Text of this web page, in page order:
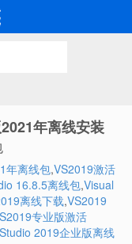
年离线安装
年离线包,VS2019激活
16.8.5离线包,Visual
离线下载,VS2019
专业版激活
2019企业版离线